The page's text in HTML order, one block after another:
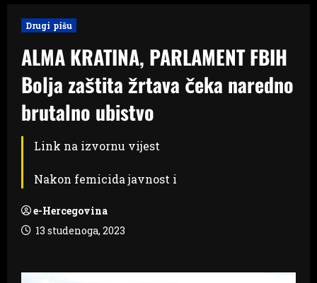
Drugi pišu
ALMA KRATINA, PARLAMENT FBIH
Bolja zaštita žrtava čeka naredno
brutalno ubistvo
Link na izvornu vijest
Nakon femicida javnost i
e-Hercegovina
13 studenoga, 2023